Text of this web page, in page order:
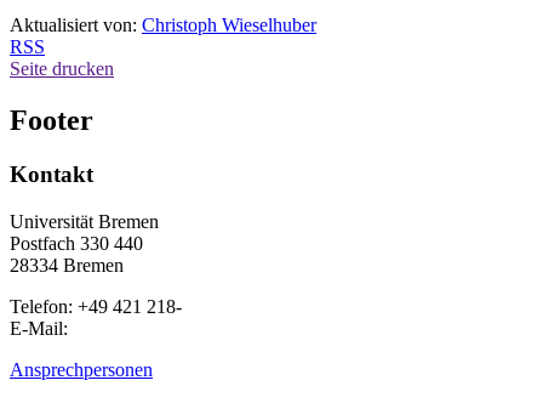
Aktualisiert von: Christoph Wieselhuber
RSS
Seite drucken
Footer
Kontakt
Universität Bremen
Postfach 330 440
28334 Bremen
Telefon: +49 421 218-
E-Mail:
Ansprechpersonen